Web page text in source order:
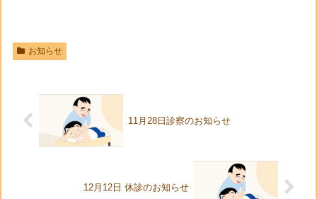
お知らせ
11月28日診察のお知らせ
12月12日 休診のお知らせ